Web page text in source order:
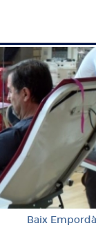
Baix Empordà